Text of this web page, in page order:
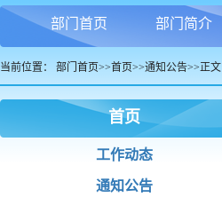
部门首页 部门简介
当前位置： 部门首页>>首页>>通知公告>>正文
首页
工作动态
通知公告